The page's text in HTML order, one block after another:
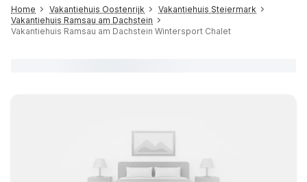
Home Vakantiehuis Oostenrijk
Vakantiehuis Steiermark
Vakantiehuis Ramsau am Dachstein
Vakantiehuis Ramsau am Dachstein Wintersport Chalet